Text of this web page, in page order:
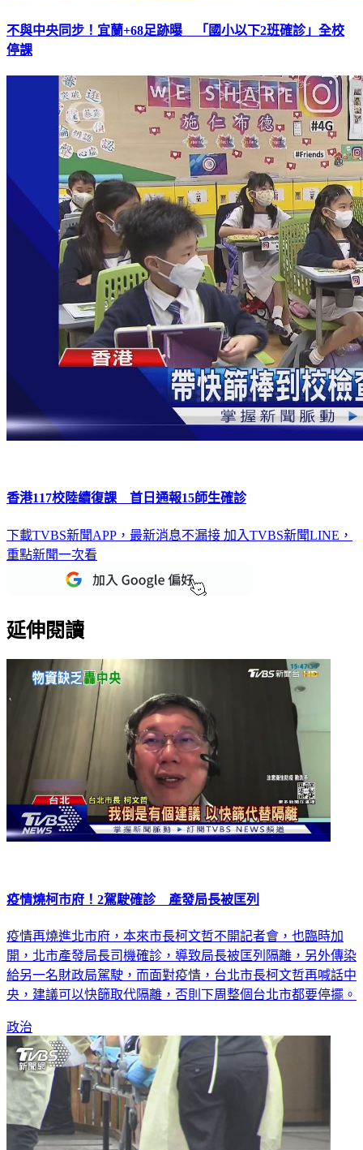
不與中央同步！宜蘭+68足跡曝 「國小以下2班確診」全校
停課
香港117校陸續復課 首日通報15師生確診
下載TVBS新聞APP，最新消息不漏接 加入TVBS新聞LINE，
重點新聞一次看
延伸閱讀
疫情燒柯市府！2駕駛確診 產發局長被匡列
疫情再燒進北市府，本來市長柯文哲不開記者會，也臨時加
開，北市產發局長司機確診，導致局長被匡列隔離，另外傳染
給另一名財政局駕駛，而面對疫情，台北市長柯文哲再喊話中
央，建議可以快篩取代隔離，否則下周整個台北市都要停擺。
政治